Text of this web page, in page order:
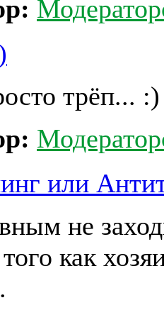
трёп... :)
или
не
как